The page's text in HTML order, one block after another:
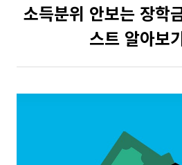
소득분위 안보는 장학
스트 알아보